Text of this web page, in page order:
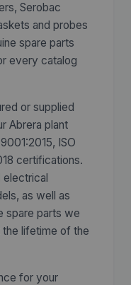
Serobac
and probes
spare parts
every catalog
or supplied
Abrera plant
ISO
certifications.
electrical
as well as
spare parts we
lifetime of the
for your